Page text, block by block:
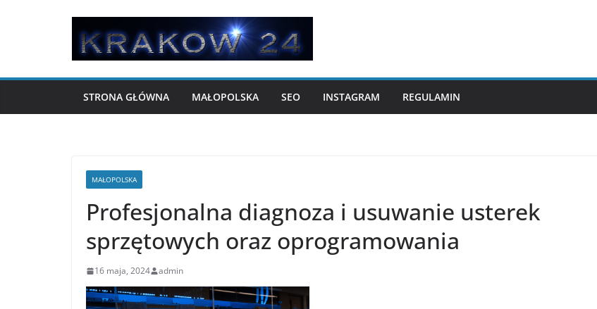
STRONA GŁÓWNA MAŁOPOLSKA SEO INSTAGRAM REGULAMIN
MAŁOPOLSKA
Profesjonalna diagnoza i usuwanie usterek
sprzętowych oraz oprogramowania
16 maja, 2024 admin